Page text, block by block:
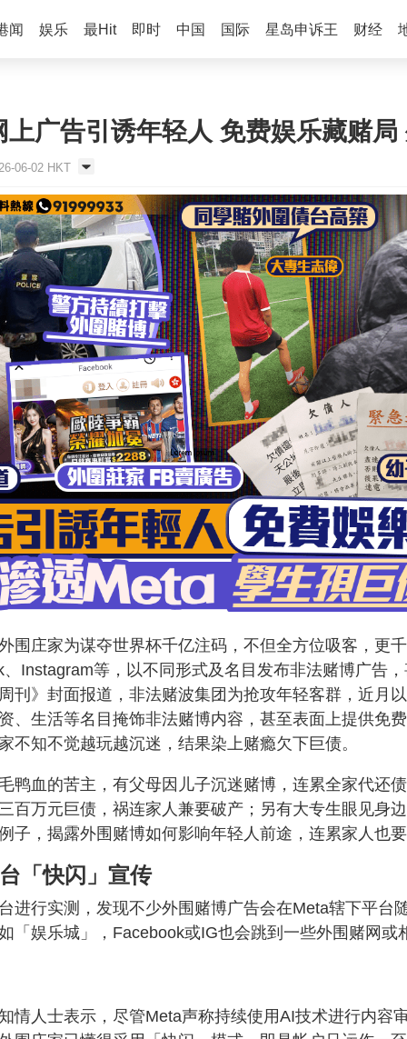
闻 娱乐 最Hit 即时 中国 国际 星岛申诉王 财经
广告引诱年轻人 免费娱乐藏赌
06-02 HKT
围庄家为谋夺世界杯千亿注码，不但全方位吸客，更
Instagram等，以不同形式及名目发布非法赌博广告
刊》封面报道，非法赌波集团为抢攻年轻客群，近月
、生活等名目掩饰非法赌博内容，甚至表面上提供免
不知不觉越玩越沉迷，结果染上赌瘾欠下巨债。
鸭血的苦主，有父母因儿子沉迷赌博，连累全家代还
百万元巨债，祸连家人兼要破产；另有大专生眼见身
子，揭露外围赌博如何影响年轻人前途，连累家人也要
「快闪」宣传
进行实测，发现不少外围赌博广告会在Meta辖下平台
「娱乐城」，Facebook或IG也会跳到一些外围赌网或
情人士表示，尽管Meta声称持续使用AI技术进行内容